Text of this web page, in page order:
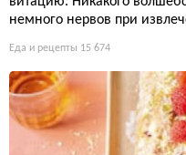
немного нервов при
Еда и рецепты 15 674